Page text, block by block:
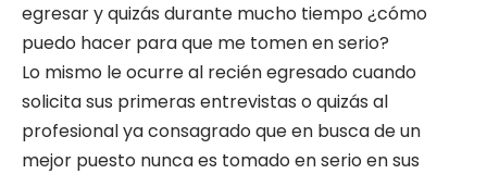
egresar y quizás durante mucho tiempo ¿cómo
puedo hacer para que me tomen en serio?
Lo mismo le ocurre al recién egresado cuando
solicita sus primeras entrevistas o quizás al
profesional ya consagrado que en busca de un
mejor puesto nunca es tomado en serio en sus